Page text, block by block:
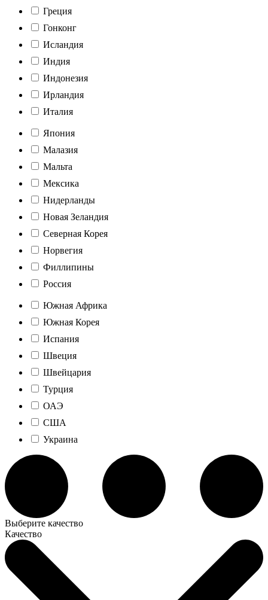
Греция
Гонконг
Исландия
Индия
Индонезия
Ирландия
Италия
Япония
Малазия
Мальта
Мексика
Нидерланды
Новая Зеландия
Северная Корея
Норвегия
Филлипины
Россия
Южная Африка
Южная Корея
Испания
Швеция
Швейцария
Турция
ОАЭ
США
Украина
Выберите качество
Качество